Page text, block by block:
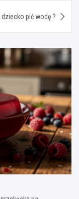
pić wodę ?